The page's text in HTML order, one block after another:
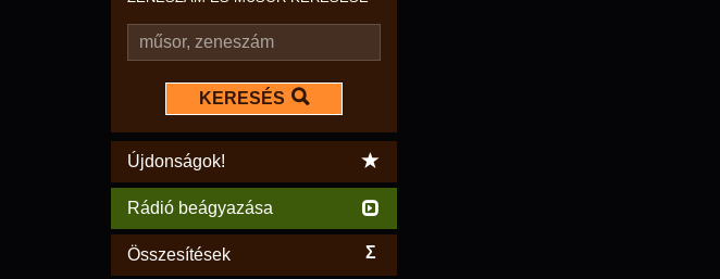
KERESÉS
Újdonságok!
Rádió beágyazása
Összesítések Σ